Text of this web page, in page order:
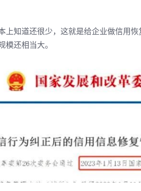
上知道还很少，这就是给企业做信用
还相当大。